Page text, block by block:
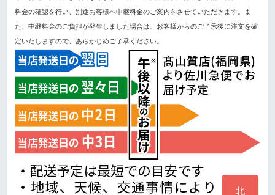
料金の確認を行い、別途お客様へ中継料金のご案内をさせていただきます。ま
た、中継料金のご負担が発生しました場合は、お客様からのご了承後に注文を確
定いたしますので、あらかじめご了承ください。